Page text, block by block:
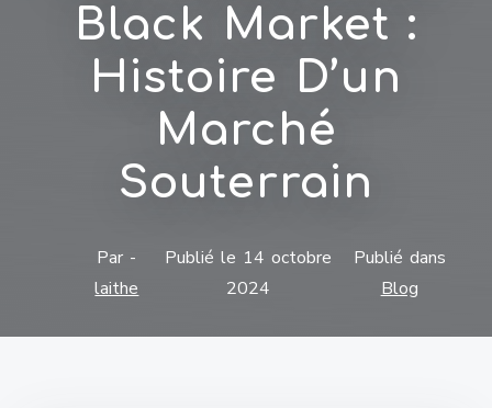
Black Market :
Histoire D’un
Marché
Souterrain
Par -
laithe
Publié le 14 octobre
2024
Publié dans
Blog